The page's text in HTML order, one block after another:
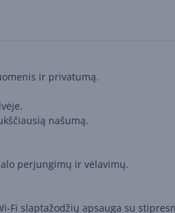
ir privatumą.
našumą.
perjungimų ir vėlavimų.
Fi slaptažodžių apsauga su